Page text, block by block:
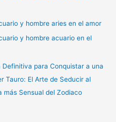
y hombre aries en el amor
y hombre acuario en el
Definitiva para Conquistar a una
Tauro: El Arte de Seducir al
más Sensual del Zodiaco